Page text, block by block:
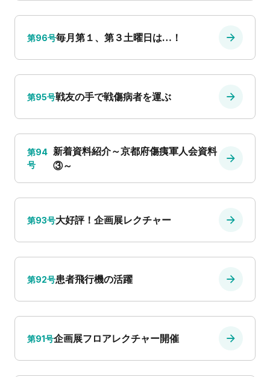
第96号毎月第１、第３土曜日は…！
第95号戦友の手で戦傷病者を運ぶ
第94
号
新着資料紹介～京都府傷痍軍人会資料
③～
第93号大好評！企画展レクチャー
第92号患者飛行機の活躍
第91号企画展フロアレクチャー開催